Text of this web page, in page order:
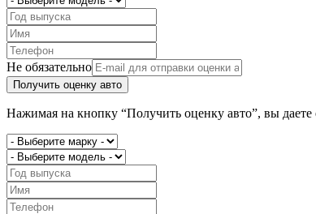
Не обязательно
Получить оценку авто
Нажимая на кнопку “Получить оценку авто”, вы даете